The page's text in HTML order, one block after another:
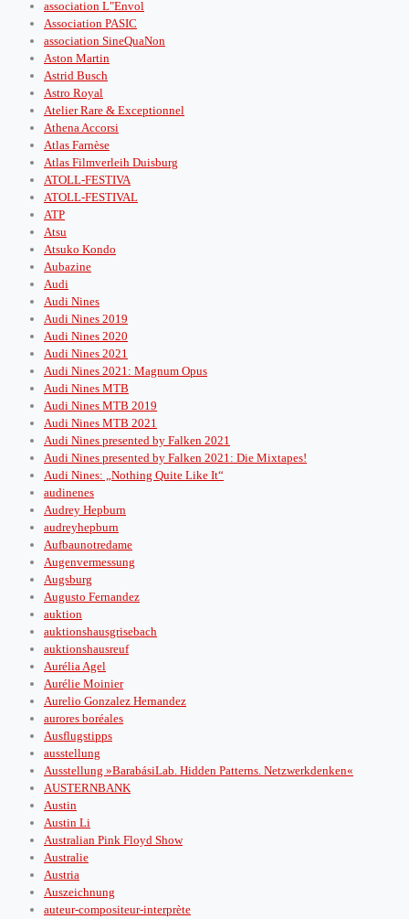
association L"Envol
Association PASIC
association SineQuaNon
Aston Martin
Astrid Busch
Astro Royal
Atelier Rare & Exceptionnel
Athena Accorsi
Atlas Farnèse
Atlas Filmverleih Duisburg
ATOLL-FESTIVA
ATOLL-FESTIVAL
ATP
Atsu
Atsuko Kondo
Aubazine
Audi
Audi Nines
Audi Nines 2019
Audi Nines 2020
Audi Nines 2021
Audi Nines 2021: Magnum Opus
Audi Nines MTB
Audi Nines MTB 2019
Audi Nines MTB 2021
Audi Nines presented by Falken 2021
Audi Nines presented by Falken 2021: Die Mixtapes!
Audi Nines: „Nothing Quite Like It“
audinenes
Audrey Hepburn
audreyhepburn
Aufbaunotredame
Augenvermessung
Augsburg
Augusto Fernandez
auktion
auktionshausgrisebach
auktionshausreuf
Aurélia Agel
Aurélie Moinier
Aurelio Gonzalez Hernandez
aurores boréales
Ausflugstipps
ausstellung
Ausstellung »BarabásiLab. Hidden Patterns. Netzwerkdenken«
AUSTERNBANK
Austin
Austin Li
Australian Pink Floyd Show
Australie
Austria
Auszeichnung
auteur-compositeur-interprète